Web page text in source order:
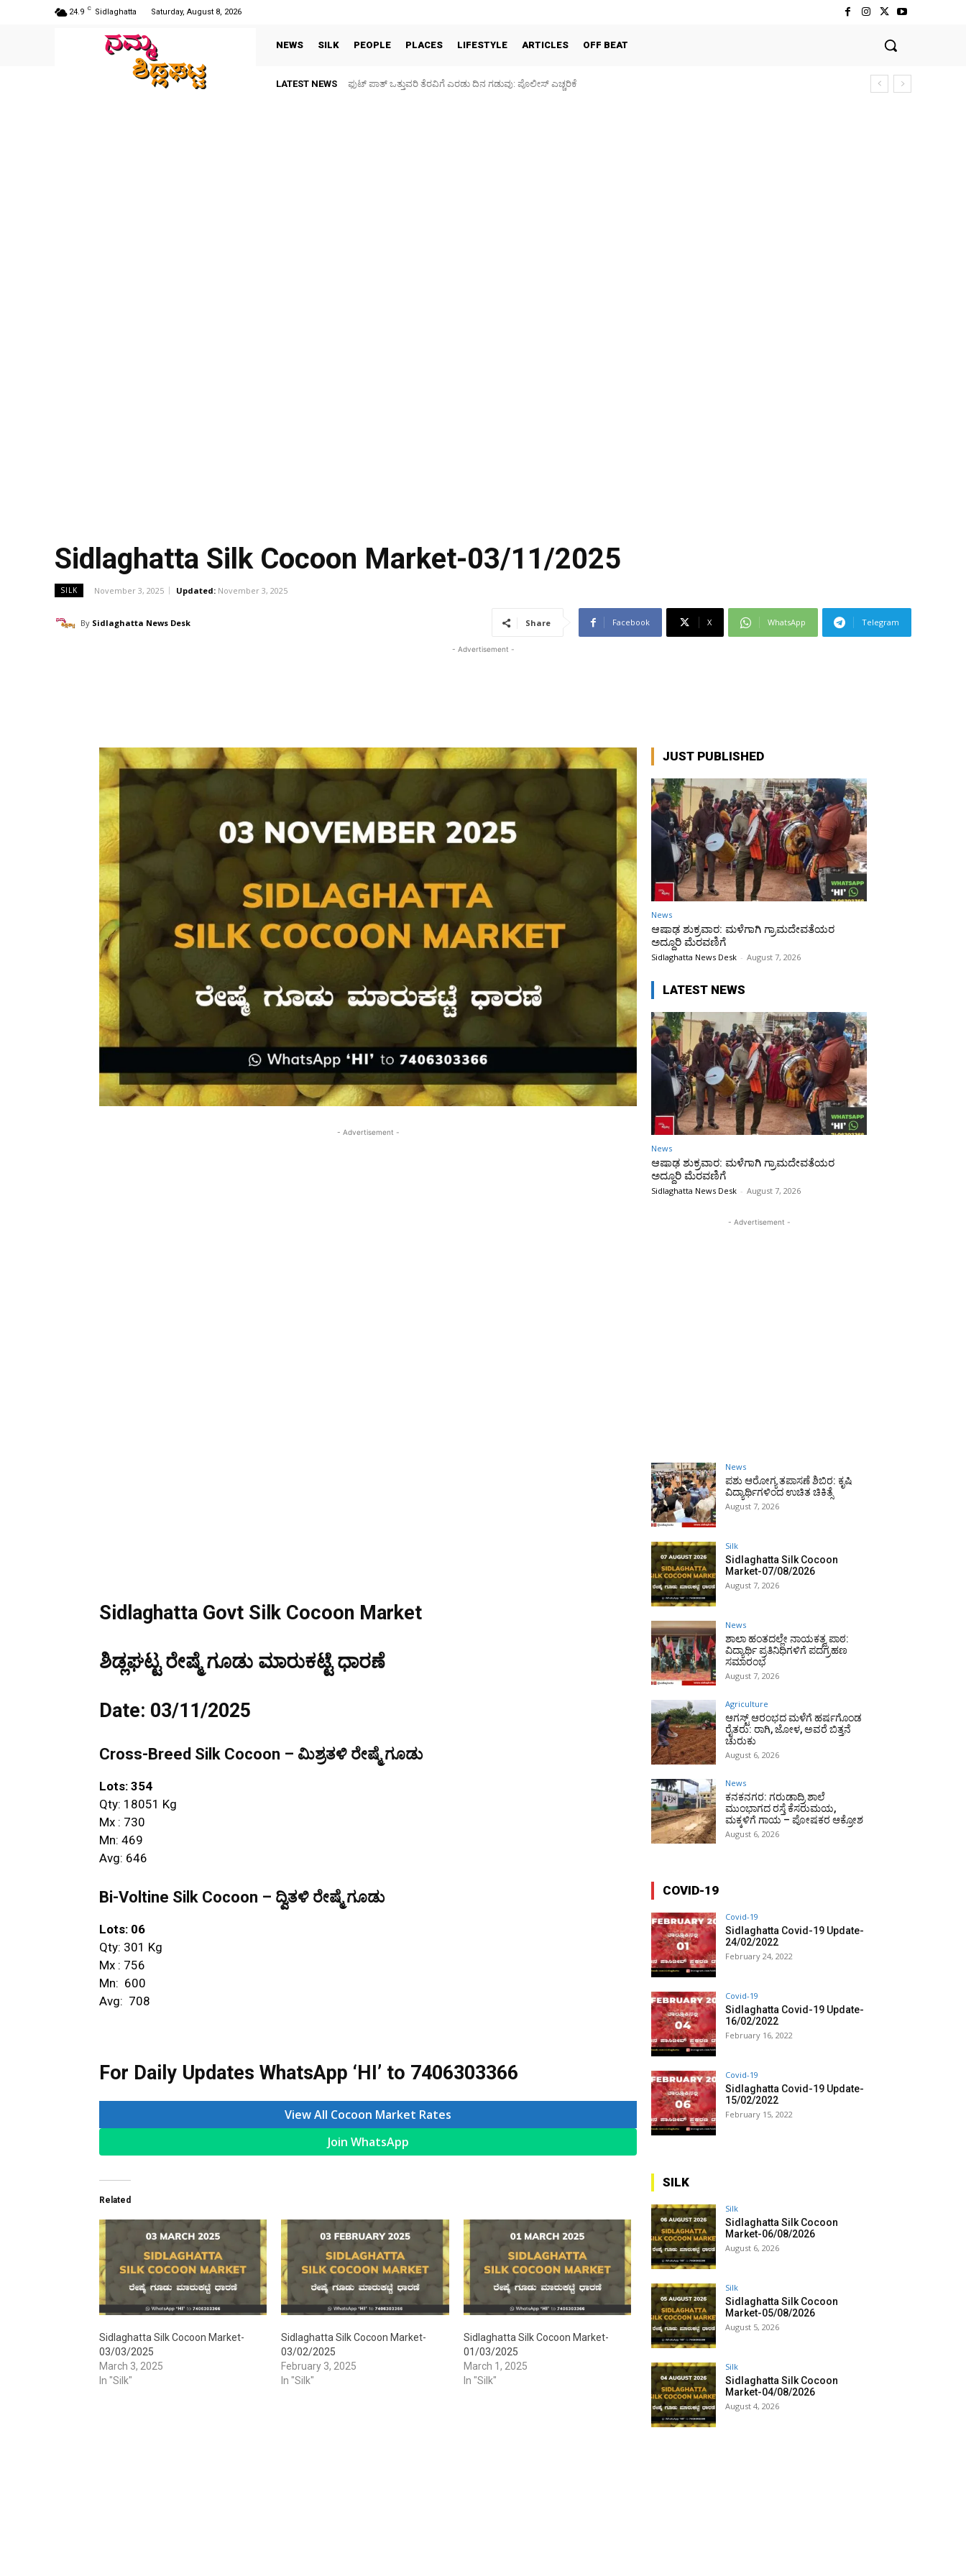
24.9 C Sidlaghatta Saturday, August 8, 2026
NEWS SILK PEOPLE PLACES LIFESTYLE ARTICLES OFF BEAT
LATEST NEWS ಫುಟ್‌ ಪಾತ್ ಒತ್ತುವರಿ ತೆರವಿಗೆ ಎರಡು ದಿನ ಗಡುವು: ಪೊಲೀಸ್ ಎಚ್ಚರಿಕೆ
ಪಶು ಆರೋಗ್ಯ ತಪಾಸಣೆ ಶಿಬಿರ: ಕೃಷಿ ವಿದ್ಯಾರ್ಥಿಗಳಿಂದ ಉಚಿತ ಚಿಕಿತ್ಸೆ
Sidlaghatta Silk Cocoon Market-03/11/2025
SILK November 3, 2025 Updated: November 3, 2025
By Sidlaghatta News Desk Share Facebook X WhatsApp Telegram
- Advertisement -
- Advertisement -
Sidlaghatta Govt Silk Cocoon Market
ಶಿಡ್ಲಘಟ್ಟ ರೇಷ್ಮೆ ಗೂಡು ಮಾರುಕಟ್ಟೆ ಧಾರಣೆ
Date: 03/11/2025
Cross-Breed Silk Cocoon – ಮಿಶ್ರತಳಿ ರೇಷ್ಮೆ ಗೂಡು
Lots: 354
Qty: 18051 Kg
Mx : 730
Mn: 469
Avg: 646
Bi-Voltine Silk Cocoon – ದ್ವಿತಳಿ ರೇಷ್ಮೆ ಗೂಡು
Lots: 06
Qty: 301 Kg
Mx : ₹756
Mn: ₹ 600
Avg: ₹ 708
For Daily Updates WhatsApp ‘HI’ to 7406303366
View All Cocoon Market Rates
Join WhatsApp
Related
Sidlaghatta Silk Cocoon Market-
03/03/2025
March 3, 2025
In "Silk"
Sidlaghatta Silk Cocoon Market-
03/02/2025
February 3, 2025
In "Silk"
Sidlaghatta Silk Cocoon Market-
01/03/2025
March 1, 2025
In "Silk"
JUST PUBLISHED
News
ಆಷಾಢ ಶುಕ್ರವಾರ: ಮಳೆಗಾಗಿ ಗ್ರಾಮದೇವತೆಯರ
ಅದ್ದೂರಿ ಮೆರವಣಿಗೆ
Sidlaghatta News Desk - August 7, 2026
LATEST NEWS
News
ಆಷಾಢ ಶುಕ್ರವಾರ: ಮಳೆಗಾಗಿ ಗ್ರಾಮದೇವತೆಯರ
ಅದ್ದೂರಿ ಮೆರವಣಿಗೆ
Sidlaghatta News Desk - August 7, 2026
- Advertisement -
News
ಪಶು ಆರೋಗ್ಯ ತಪಾಸಣೆ ಶಿಬಿರ: ಕೃಷಿ
ವಿದ್ಯಾರ್ಥಿಗಳಿಂದ ಉಚಿತ ಚಿಕಿತ್ಸೆ
August 7, 2026
Silk
Sidlaghatta Silk Cocoon
Market-07/08/2026
August 7, 2026
News
ಶಾಲಾ ಹಂತದಲ್ಲೇ ನಾಯಕತ್ವ ಪಾಠ:
ವಿದ್ಯಾರ್ಥಿ ಪ್ರತಿನಿಧಿಗಳಿಗೆ ಪದಗ್ರಹಣ
ಸಮಾರಂಭ
August 7, 2026
Agriculture
ಆಗಸ್ಟ್ ಆರಂಭದ ಮಳೆಗೆ ಹರ್ಷಗೊಂಡ
ರೈತರು: ರಾಗಿ, ಜೋಳ, ಅವರೆ ಬಿತ್ತನೆ
ಚುರುಕು
August 6, 2026
News
ಕನಕನಗರ: ಗರುಡಾದ್ರಿ ಶಾಲೆ
ಮುಂಭಾಗದ ರಸ್ತೆ ಕೆಸರುಮಯ,
ಮಕ್ಕಳಿಗೆ ಗಾಯ – ಪೋಷಕರ ಆಕ್ರೋಶ
August 6, 2026
COVID-19
Covid-19
Sidlaghatta Covid-19 Update-
24/02/2022
February 24, 2022
Covid-19
Sidlaghatta Covid-19 Update-
16/02/2022
February 16, 2022
Covid-19
Sidlaghatta Covid-19 Update-
15/02/2022
February 15, 2022
SILK
Silk
Sidlaghatta Silk Cocoon
Market-06/08/2026
August 6, 2026
Silk
Sidlaghatta Silk Cocoon
Market-05/08/2026
August 5, 2026
Silk
Sidlaghatta Silk Cocoon
Market-04/08/2026
August 4, 2026